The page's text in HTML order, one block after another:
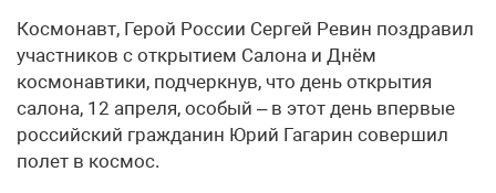
Космонавт, Герой России Сергей Ревин поздравил
участников с открытием Салона и Днём
космонавтики, подчеркнув, что день открытия
салона, 12 апреля, особый – в этот день впервые
российский гражданин Юрий Гагарин совершил
полет в космос.